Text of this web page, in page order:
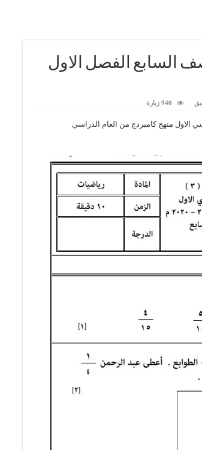
للصف السابع الفصل الاول
940 زيارة
الاول منهج كامبردج من العام الدراسي